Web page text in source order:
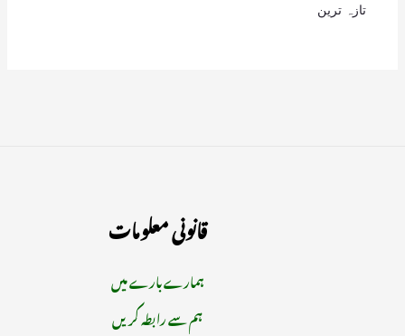
تازہ ترین
قانونی معلومات
ہمارے بارے میں
ہم سے رابطہ کریں